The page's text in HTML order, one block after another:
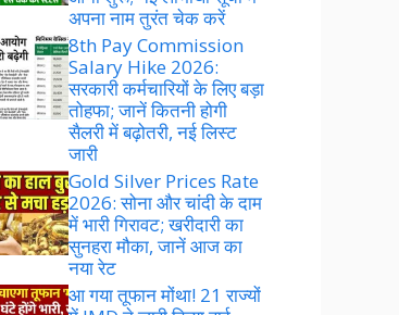
अपना नाम तुरंत चेक करें
8th Pay Commission
Salary Hike 2026:
सरकारी कर्मचारियों के लिए बड़ा
तोहफा; जानें कितनी होगी
सैलरी में बढ़ोतरी, नई लिस्ट
जारी
Gold Silver Prices Rate
2026: सोना और चांदी के दाम
में भारी गिरावट; खरीदारी का
सुनहरा मौका, जानें आज का
नया रेट
आ गया तूफान मोंथा! 21 राज्यों